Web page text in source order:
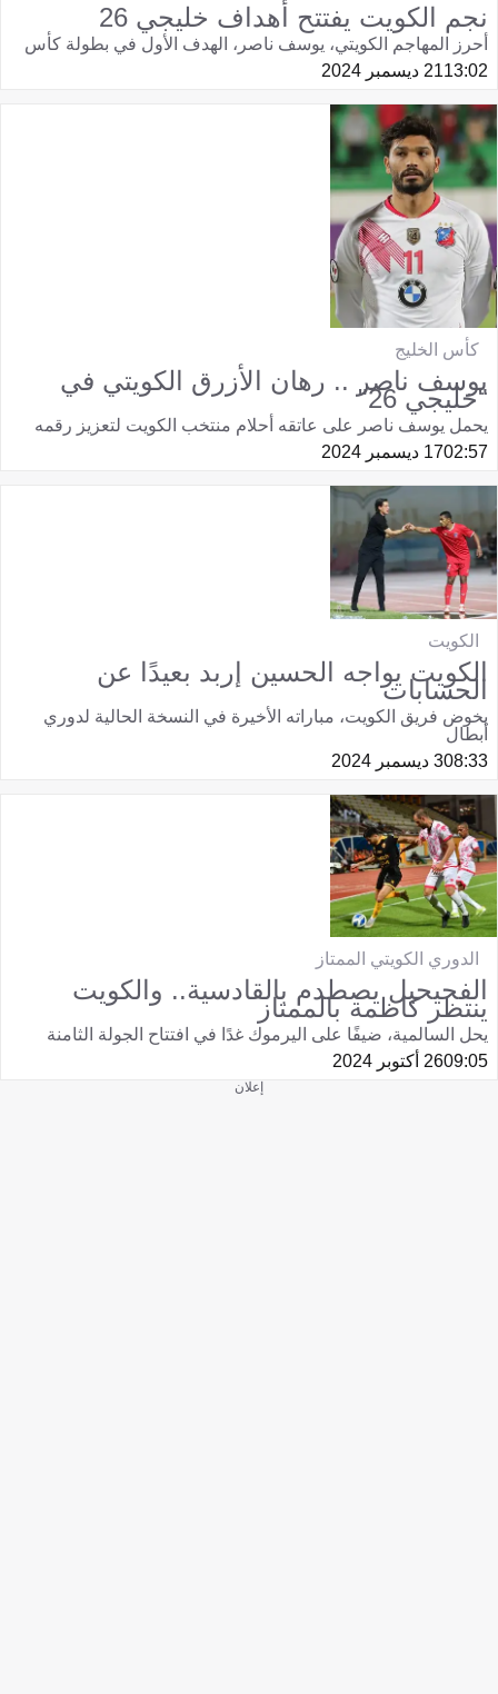
نجم الكويت يفتتح أهداف خليجي 26
أحرز المهاجم الكويتي، يوسف ناصر، الهدف الأول في بطولة كأس
13:0221 ديسمبر 2024
كأس الخليج
يوسف ناصر .. رهان الأزرق الكويتي في
"خليجي 26"
يحمل يوسف ناصر على عاتقه أحلام منتخب الكويت لتعزيز رقمه
02:5717 ديسمبر 2024
الكويت
الكويت يواجه الحسين إربد بعيدًا عن
الحسابات
يخوض فريق الكويت، مباراته الأخيرة في النسخة الحالية لدوري
أبطال
08:333 ديسمبر 2024
الدوري الكويتي الممتاز
الفحيحيل يصطدم بالقادسية.. والكويت
ينتظر كاظمة بالممتاز
يحل السالمية، ضيفًا على اليرموك غدًا في افتتاح الجولة الثامنة
09:0526 أكتوبر 2024
إعلان